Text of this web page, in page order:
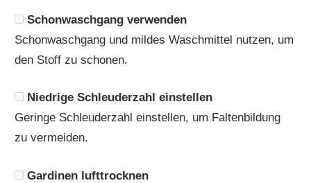
Schonwaschgang verwenden
Schonwaschgang und mildes Waschmittel nutzen, um
den Stoff zu schonen.
Niedrige Schleuderzahl einstellen
Geringe Schleuderzahl einstellen, um Faltenbildung
zu vermeiden.
Gardinen lufttrocknen